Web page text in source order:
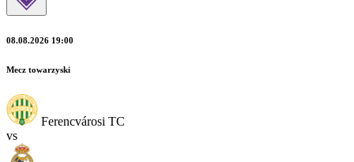
08.08.2026 19:00
Mecz towarzyski
Ferencvárosi TC
vs